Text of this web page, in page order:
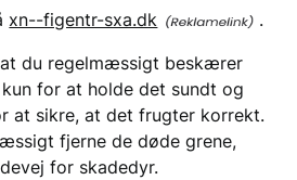
xn--figentr-sxa.dk
.
du regelmæssigt beskærer
for at holde det sundt og
at sikre, at det frugter korrekt.
fjerne de døde grene,
for skadedyr.